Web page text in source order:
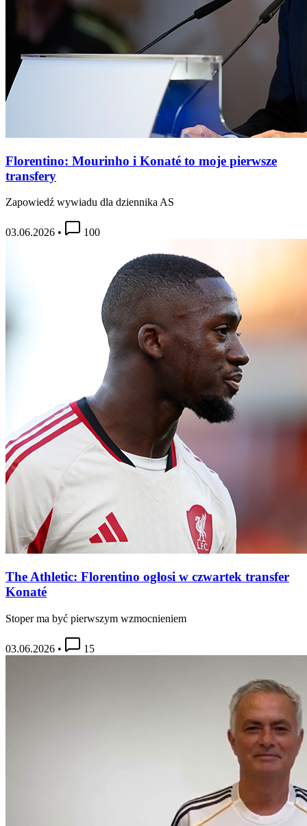
Florentino: Mourinho i Konaté to moje pierwsze
transfery
Zapowiedź wywiadu dla dziennika AS
03.06.2026 • 100
The Athletic: Florentino ogłosi w czwartek transfer
Konaté
Stoper ma być pierwszym wzmocnieniem
03.06.2026 • 15